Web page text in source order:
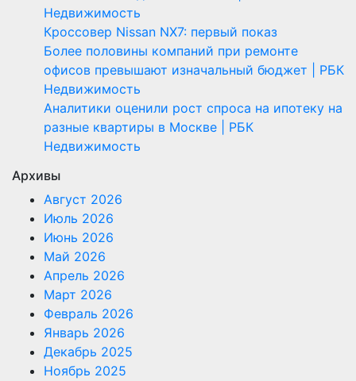
Недвижимость
Кроссовер Nissan NX7: первый показ
Более половины компаний при ремонте
офисов превышают изначальный бюджет | РБК
Недвижимость
Аналитики оценили рост спроса на ипотеку на
разные квартиры в Москве | РБК
Недвижимость
Архивы
Август 2026
Июль 2026
Июнь 2026
Май 2026
Апрель 2026
Март 2026
Февраль 2026
Январь 2026
Декабрь 2025
Ноябрь 2025